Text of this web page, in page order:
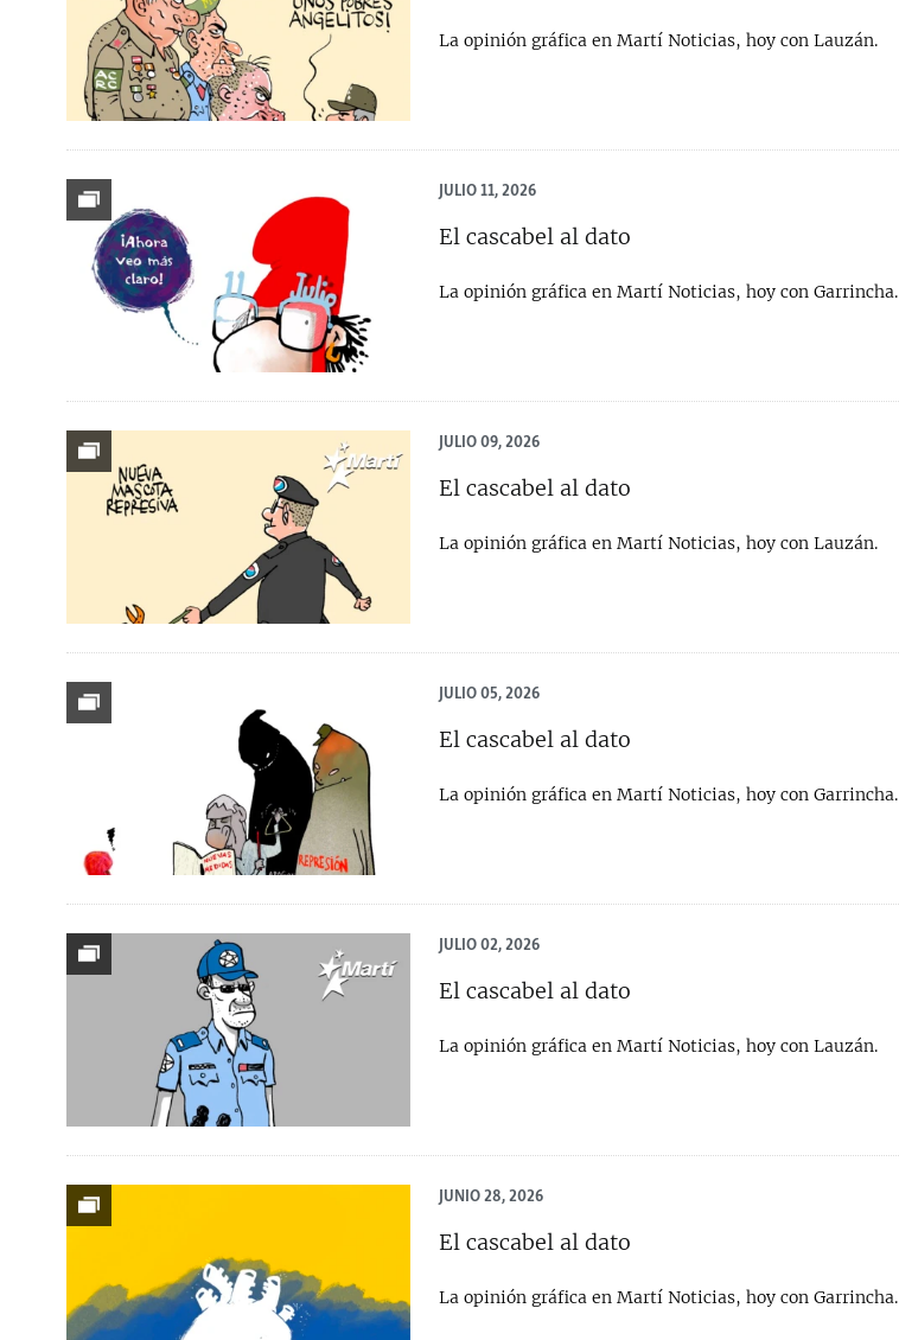
La opinión gráfica en Martí Noticias, hoy con Lauzán.
JULIO 11, 2026
El cascabel al dato
La opinión gráfica en Martí Noticias, hoy con Garrincha.
JULIO 09, 2026
El cascabel al dato
La opinión gráfica en Martí Noticias, hoy con Lauzán.
JULIO 05, 2026
El cascabel al dato
La opinión gráfica en Martí Noticias, hoy con Garrincha.
JULIO 02, 2026
El cascabel al dato
La opinión gráfica en Martí Noticias, hoy con Lauzán.
JUNIO 28, 2026
El cascabel al dato
La opinión gráfica en Martí Noticias, hoy con Garrincha.